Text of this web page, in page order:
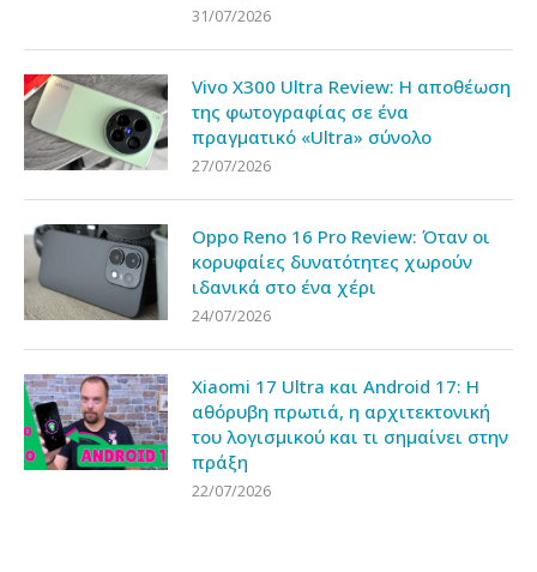
31/07/2026
Vivo X300 Ultra Review: Η αποθέωση
της φωτογραφίας σε ένα
πραγματικό «Ultra» σύνολο
27/07/2026
Oppo Reno 16 Pro Review: Όταν οι
κορυφαίες δυνατότητες χωρούν
ιδανικά στο ένα χέρι
24/07/2026
Xiaomi 17 Ultra και Android 17: Η
αθόρυβη πρωτιά, η αρχιτεκτονική
του λογισμικού και τι σημαίνει στην
πράξη
22/07/2026